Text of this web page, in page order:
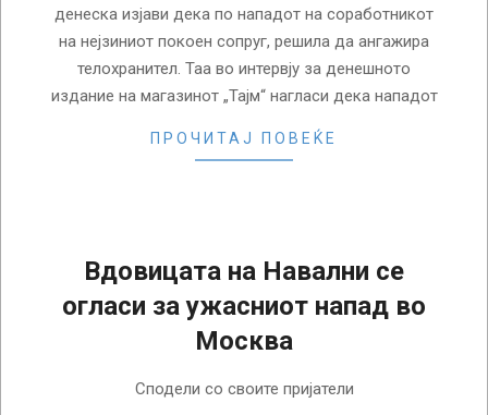
денеска изјави дека по нападот на соработникот
на нејзиниот покоен сопруг, решила да ангажира
телохранител. Таа во интервју за денешното
издание на магазинот „Тајм“ нагласи дека нападот
ПРОЧИТАЈ ПОВЕЌЕ
Вдовицата на Навални се
огласи за ужасниот напад во
Москва
Сподели со своите пријатели